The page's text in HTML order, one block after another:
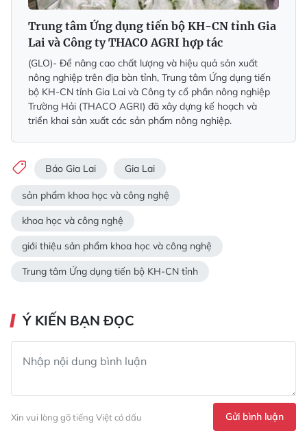
Trung tâm Ứng dụng tiến bộ KH-CN tỉnh Gia
Lai và Công ty THACO AGRI hợp tác
(GLO)- Để nâng cao chất lượng và hiệu quả sản xuất
nông nghiệp trên địa bàn tỉnh, Trung tâm Ứng dụng tiến
bộ KH-CN tỉnh Gia Lai và Công ty cổ phần nông nghiệp
Trường Hải (THACO AGRI) đã xây dựng kế hoạch và
triển khai sản xuất các sản phẩm nông nghiệp.
Báo Gia Lai Gia Lai
sản phẩm khoa học và công nghệ
khoa học và công nghệ
giới thiệu sản phẩm khoa học và công nghệ
Trung tâm Ứng dụng tiến bộ KH-CN tỉnh
Ý KIẾN BẠN ĐỌC
Xin vui lòng gõ tiếng Việt có dấu Gửi bình luận